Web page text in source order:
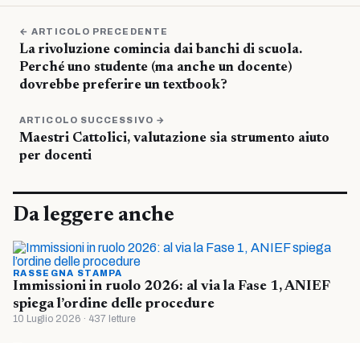
← ARTICOLO PRECEDENTE
La rivoluzione comincia dai banchi di scuola.
Perché uno studente (ma anche un docente)
dovrebbe preferire un textbook?
ARTICOLO SUCCESSIVO →
Maestri Cattolici, valutazione sia strumento aiuto
per docenti
Da leggere anche
RASSEGNA STAMPA
Immissioni in ruolo 2026: al via la Fase 1, ANIEF
spiega l’ordine delle procedure
10 Luglio 2026 · 437 letture